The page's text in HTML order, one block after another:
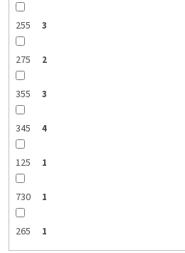
255 3
275 2
355 3
345 4
125 1
730 1
265 1